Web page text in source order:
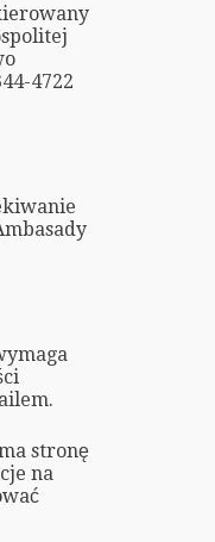
4722
stronę
na